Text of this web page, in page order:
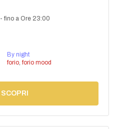
-fino a Ore 23:00
By night
forio, forio mood
SCOPRI